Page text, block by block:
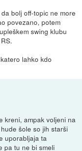
bolj off-topic ne more
povezano, potem
swing klubu
lahko kdo
kreni, ampak voljeni na
šole so jih starši
uporabljaja ta
pa tu ne bi smeli